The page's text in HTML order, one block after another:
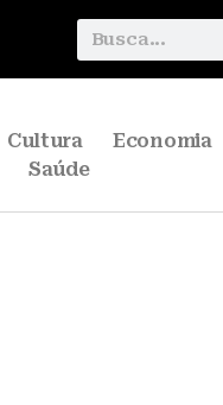
Cultura Economia
Saúde